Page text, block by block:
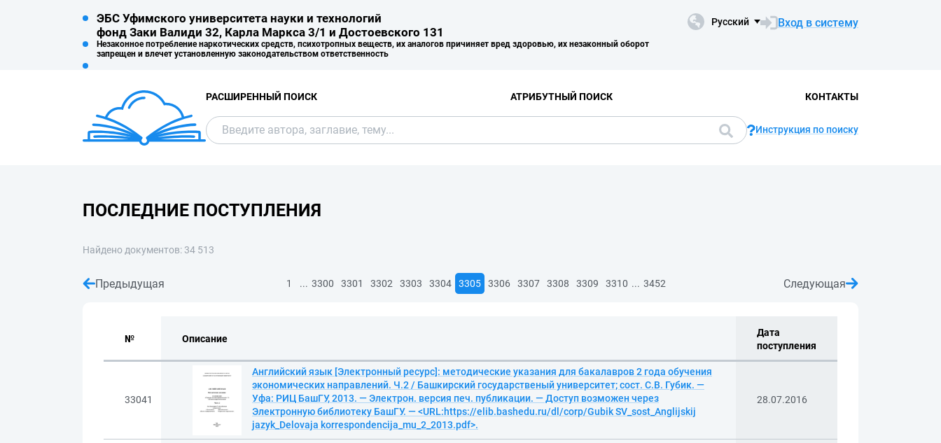
ЭБС Уфимского университета науки и технологий
фонд Заки Валиди 32, Карла Маркса 3/1 и Достоевского 131
Незаконное потребление наркотических средств, психотропных веществ, их аналогов причиняет вред здоровью, их незаконный оборот
запрещен и влечет установленную законодательством ответственность
Русский Вход в систему
РАСШИРЕННЫЙ ПОИСК АТРИБУТНЫЙ ПОИСК КОНТАКТЫ
Инструкция по поиску
ПОСЛЕДНИЕ ПОСТУПЛЕНИЯ
Найдено документов: 34 513
Предыдущая 1 ... 3300 3301 3302 3303 3304 3305 3306 3307 3308 3309 3310 ... 3452 Следующая
№ Описание
Дата
поступления
33041
Английский язык [Электронный ресурс]: методические указания для бакалавров 2 года обучения
экономических направлений. Ч.2 / Башкирский государственый университет; сост. С.В. Губик. —
Уфа: РИЦ БашГУ, 2013. — Электрон. версия печ. публикации. — Доступ возможен через
Электронную библиотеку БашГУ. — <URL:https://elib.bashedu.ru/dl/corp/Gubik SV_sost_Anglijskij
jazyk_Delovaja korrespondencija_mu_2_2013.pdf>.
28.07.2016